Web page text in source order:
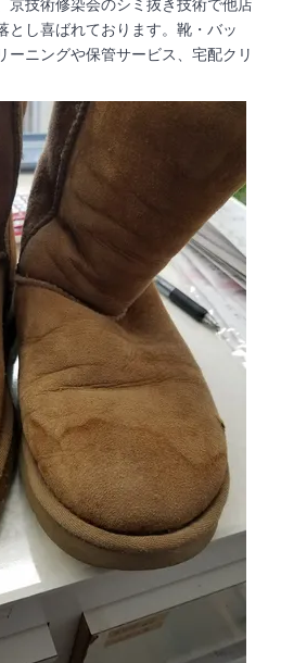
京技術修染会のシミ抜き技術で他店
とし喜ばれております。靴・バッ
ーニングや保管サービス、宅配クリ